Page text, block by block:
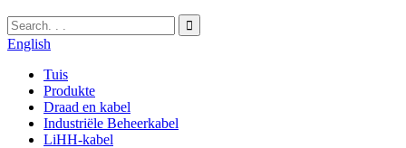
English
Tuis
Produkte
Draad en kabel
Industriële Beheerkabel
LiHH-kabel